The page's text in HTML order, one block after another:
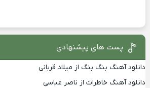
پست های پیشنهادی
دانلود آهنگ بنگ بنگ از میلاد قربانی
دانلود آهنگ خاطرات از ناصر عباسی